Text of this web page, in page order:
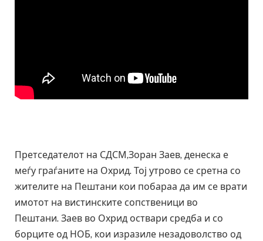
Претседателот на СДСМ,Зоран Заев, денеска е
меѓу граѓаните на Охрид. Тој утрово се сретна со
жителите на Пештани кои побараа да им се врати
имотот на вистинските сопственици во
Пештани. Заев во Охрид оствари средба и со
борците од НОБ, кои изразиле незадоволство од